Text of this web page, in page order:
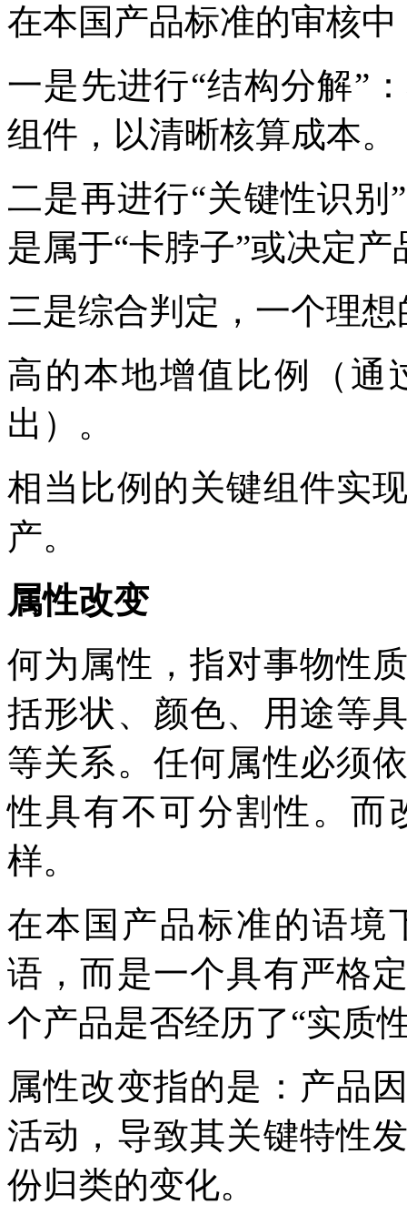
在本国产品标准的审核中
一是先进行“结构分解”
组件，以清晰核算成本。
二是再进行“关键性识
是属于“卡脖子”或决定
三是综合判定，一个理
高的本地增值比例（通
出）。
相当比例的关键组件实
产。
属性改变
何为属性，指对事物性
括形状、颜色、用途等
等关系。任何属性必须
性具有不可分割性。而
样。
在本国产品标准的语境
语，而是一个具有严格
个产品是否经历了“实质
属性改变指的是：产品
活动，导致其关键特性
份归类的变化。